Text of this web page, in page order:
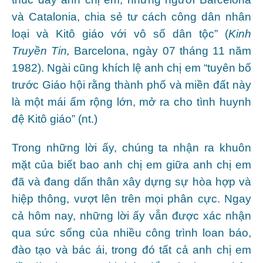
và Catalonia, chia sẻ tư cách công dân nhân
loại và Kitô giáo với vô số dân tộc” (Kinh
Truyền Tin, Barcelona, ngày 07 tháng 11 năm
1982). Ngài cũng khích lệ anh chị em “tuyên bố
trước Giáo hội rằng thành phố và miền đất này
là một mái ấm rộng lớn, mở ra cho tình huynh
đệ Kitô giáo” (nt.)
Trong những lời ấy, chúng ta nhận ra khuôn
mặt của biết bao anh chị em giữa anh chị em
đã và đang dấn thân xây dựng sự hòa hợp và
hiệp thông, vượt lên trên mọi phân cực. Ngay
cả hôm nay, những lời ấy vẫn được xác nhận
qua sức sống của nhiều công trình loan báo,
đào tạo và bác ái, trong đó tất cả anh chị em